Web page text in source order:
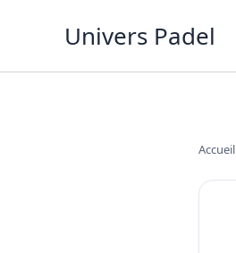
Univers Padel
Accueil